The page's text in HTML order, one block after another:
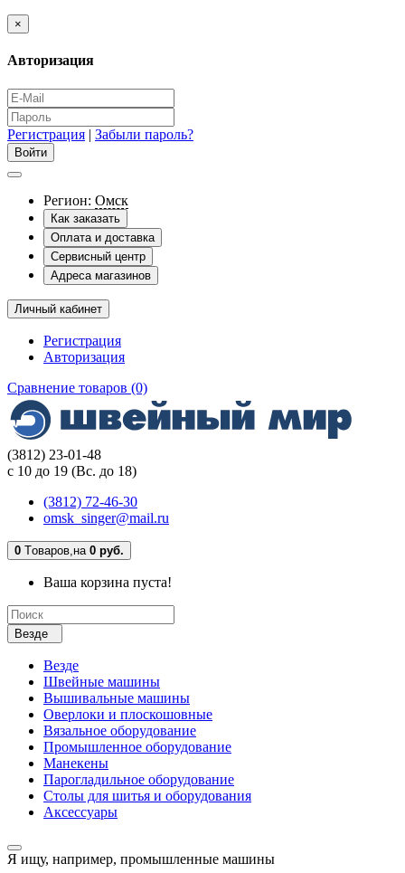
×
Авторизация
Регистрация | Забыли пароль?
Регион: Омск
Как заказать
Оплата и доставка
Сервисный центр
Адреса магазинов
Личный кабинет
Регистрация
Авторизация
Сравнение товаров (0)
(3812) 23-01-48
с 10 до 19 (Вс. до 18)
(3812) 72-46-30
omsk_singer@mail.ru
0 Tоваров,на 0 руб.
Ваша корзина пуста!
Везде
Везде
Швейные машины
Вышивальные машины
Оверлоки и плоскошовные
Вязальное оборудование
Промышленное оборудование
Манекены
Парогладильное оборудование
Столы для шитья и оборудования
Аксессуары
Я ищу, например, промышленные машины